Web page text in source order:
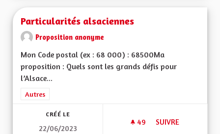
Particularités alsaciennes
Proposition anonyme
Mon Code postal (ex : 68 000) : 68500Ma
proposition : Quels sont les grands défis pour
l’Alsace...
Filtrer les résultats de la catégorie : Autres
Autres
CRÉÉ LE
22/06/2023
49 49 ABONNÉS
SUIVRE